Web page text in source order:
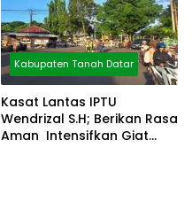
Kabupaten Tanah Datar
Kasat Lantas IPTU
Wendrizal S.H; Berikan Rasa
Aman Intensifkan Giat